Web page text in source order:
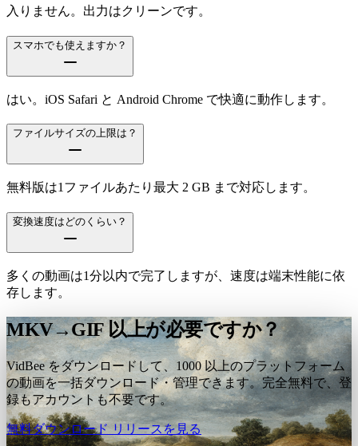
入りません。出力はクリーンです。
スマホでも使えますか？
はい。iOS Safari と Android Chrome で快適に動作します。
ファイルサイズの上限は？
無料版は1ファイルあたり最大 2 GB まで対応します。
変換速度はどのくらい？
多くの動画は1分以内で完了しますが、速度は端末性能に依
存します。
MKV→GIF 以上が必要ですか？
VidBee をダウンロードして、1000 以上のプラットフォーム
の動画を一括ダウンロード・管理できます。完全無料で、登
録もアカウントも不要です。
無料ダウンロード リリースを見る